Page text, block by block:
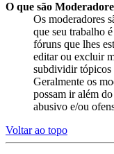
O que são
Os moderadores
que seu trabalho
fóruns que lhes
editar ou excluir
subdividir tópicos
Geralmente os
possam ir além
abusivo e/ou
Voltar ao topo